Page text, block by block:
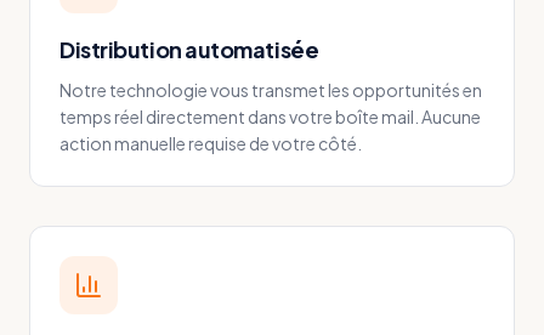
Distribution automatisée
Notre technologie vous transmet les opportunités en
temps réel directement dans votre boîte mail. Aucune
action manuelle requise de votre côté.